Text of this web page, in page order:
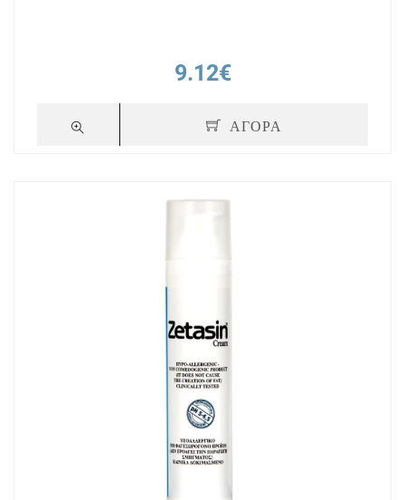
9.12€
ΑΓΟΡΑ